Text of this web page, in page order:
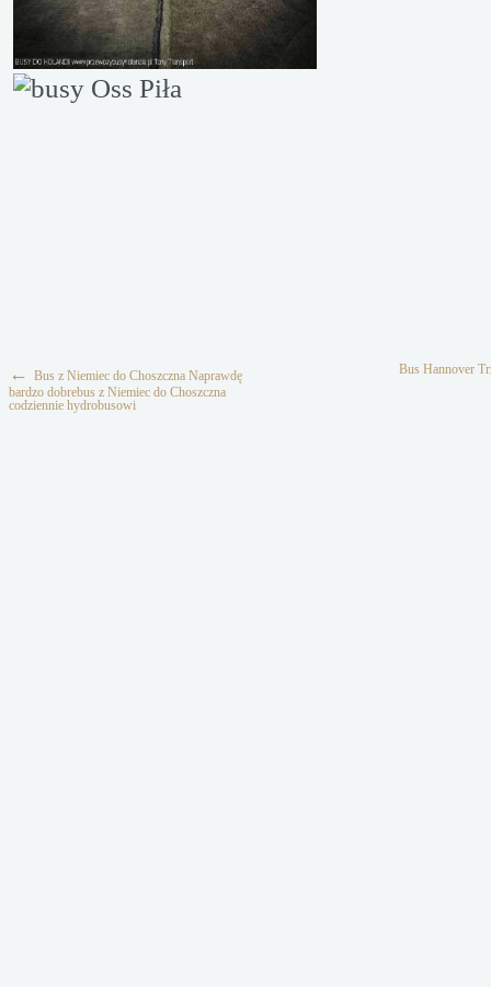
← Bus z Niemiec do Choszczna Naprawdę
bardzo dobrebus z Niemiec do Choszczna
codziennie hydrobusowi
Bus Hannover